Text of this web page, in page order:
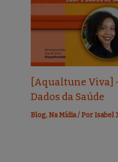
[Aqualtune Viva]
Dados da Saúde
Blog,Na Mídia/ PorIsabel